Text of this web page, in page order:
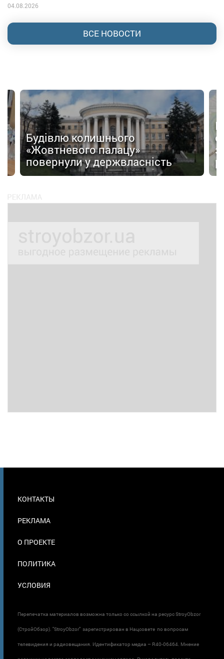
04.08.2026
ВСЕ НОВОСТИ
Будівлю колишнього
«Жовтневого палацу»
повернули у держвласність
В
КОНТАКТЫ
РЕКЛАМА
О ПРОЕКТЕ
ПОЛИТИКА
УСЛОВИЯ
Перепечатка материалов возможна только со ссылкой на ресурс StroyObzor
(СтройОбзор). "StroyObzor" зарегистрирован в Нацсовете по вопросам
телевидения и радиовещания. Идентификатор медиа – R40-06464. Мнение